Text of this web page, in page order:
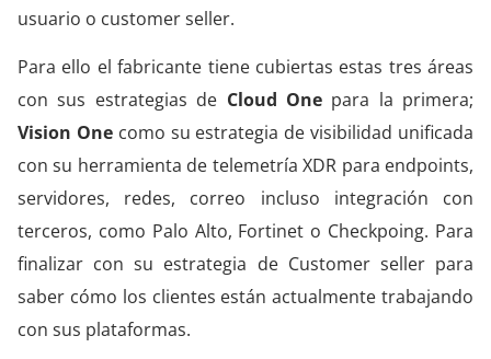
usuario o customer seller.
Para ello el fabricante tiene cubiertas estas tres áreas
con sus estrategias de Cloud Onepara la primera;
Vision Onecomo su estrategia de visibilidad unificada
con su herramienta de telemetría XDR para endpoints,
servidores, redes, correo incluso integración con
terceros, como Palo Alto, Fortinet o Checkpoing. Para
finalizar con su estrategia de Customer seller para
saber cómo los clientes están actualmente trabajando
con sus plataformas.